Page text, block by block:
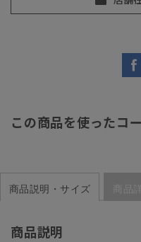
この商品を使ったコ
商品説明・サイズ 商品
商品説明